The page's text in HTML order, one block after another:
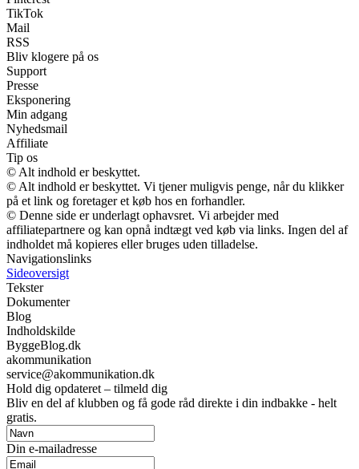
TikTok
Mail
RSS
Bliv klogere på os
Support
Presse
Eksponering
Min adgang
Nyhedsmail
Affiliate
Tip os
© Alt indhold er beskyttet.
© Alt indhold er beskyttet. Vi tjener muligvis penge, når du klikker
på et link og foretager et køb hos en forhandler.
© Denne side er underlagt ophavsret. Vi arbejder med
affiliatepartnere og kan opnå indtægt ved køb via links. Ingen del af
indholdet må kopieres eller bruges uden tilladelse.
Navigationslinks
Sideoversigt
Tekster
Dokumenter
Blog
Indholdskilde
ByggeBlog.dk
akommunikation
service@akommunikation.dk
Hold dig opdateret – tilmeld dig
Bliv en del af klubben og få gode råd direkte i din indbakke - helt
gratis.
Din e-mailadresse